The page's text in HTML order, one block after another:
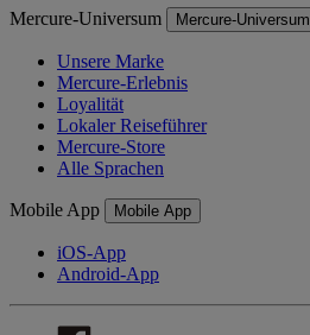
Mercure-Universum Mercure-Universum
Unsere Marke
Mercure-Erlebnis
Loyalität
Lokaler Reiseführer
Mercure-Store
Alle Sprachen
Mobile App Mobile App
iOS-App
Android-App